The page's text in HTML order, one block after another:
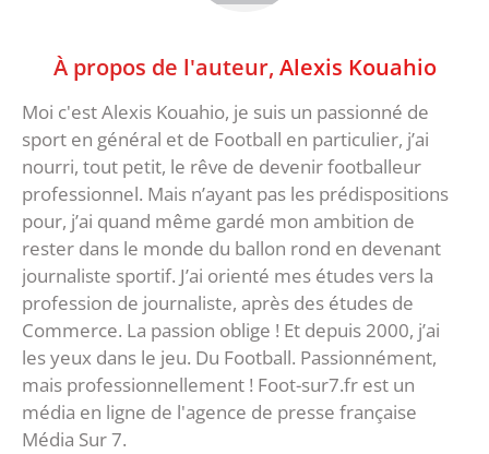
À propos de l'auteur, Alexis Kouahio
Moi c'est Alexis Kouahio, je suis un passionné de
sport en général et de Football en particulier, j’ai
nourri, tout petit, le rêve de devenir footballeur
professionnel. Mais n’ayant pas les prédispositions
pour, j’ai quand même gardé mon ambition de
rester dans le monde du ballon rond en devenant
journaliste sportif. J’ai orienté mes études vers la
profession de journaliste, après des études de
Commerce. La passion oblige ! Et depuis 2000, j’ai
les yeux dans le jeu. Du Football. Passionnément,
mais professionnellement ! Foot-sur7.fr est un
média en ligne de l'agence de presse française
Média Sur 7.